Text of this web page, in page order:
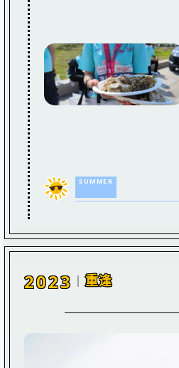
SUMMER
2023 ｜重逢